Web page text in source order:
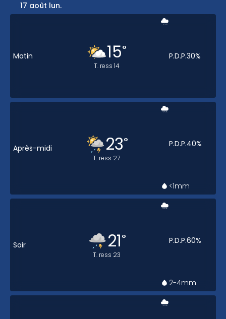
17 août lun.
Matin 15°
T. ress 14
P.D.P.30%
Après-midi 23°
T. ress 27
P.D.P.40%
<1mm
Soir 21°
T. ress 23
P.D.P.60%
2-4mm